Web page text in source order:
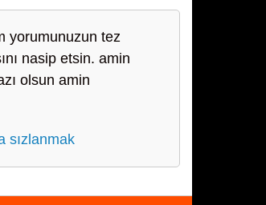
yorumunuzun tez
nasip etsin. amin
olsun amin
sızlanmak